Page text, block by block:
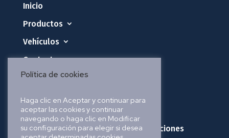
Inicio
Productos
Vehículos
Contacto
Política de cookies
Política de envíos, pedidos y devoluciones
Política de cookies
Haga clic en Aceptar y continuar para
aceptar las cookies y continuar
navegando o haga clic en Modificar
su configuración para elegir si desea